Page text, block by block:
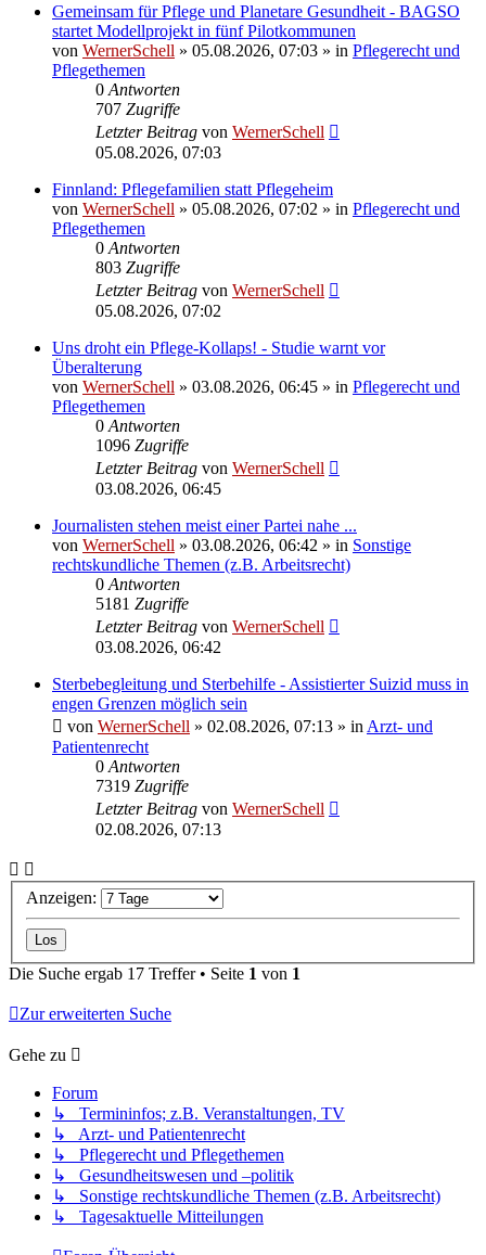
Gemeinsam für Pflege und Planetare Gesundheit - BAGSO
startet Modellprojekt in fünf Pilotkommunen
von WernerSchell » 05.08.2026, 07:03 » in Pflegerecht und
Pflegethemen
0 Antworten
707 Zugriffe
Letzter Beitrag von WernerSchell
05.08.2026, 07:03
Finnland: Pflegefamilien statt Pflegeheim
von WernerSchell » 05.08.2026, 07:02 » in Pflegerecht und
Pflegethemen
0 Antworten
803 Zugriffe
Letzter Beitrag von WernerSchell
05.08.2026, 07:02
Uns droht ein Pflege-Kollaps! - Studie warnt vor
Überalterung
von WernerSchell » 03.08.2026, 06:45 » in Pflegerecht und
Pflegethemen
0 Antworten
1096 Zugriffe
Letzter Beitrag von WernerSchell
03.08.2026, 06:45
Journalisten stehen meist einer Partei nahe ...
von WernerSchell » 03.08.2026, 06:42 » in Sonstige
rechtskundliche Themen (z.B. Arbeitsrecht)
0 Antworten
5181 Zugriffe
Letzter Beitrag von WernerSchell
03.08.2026, 06:42
Sterbebegleitung und Sterbehilfe - Assistierter Suizid muss in
engen Grenzen möglich sein
von WernerSchell » 02.08.2026, 07:13 » in Arzt- und
Patientenrecht
0 Antworten
7319 Zugriffe
Letzter Beitrag von WernerSchell
02.08.2026, 07:13
Anzeigen:
Die Suche ergab 17 Treffer • Seite 1 von 1
Zur erweiterten Suche
Gehe zu
Forum
↳ Termininfos; z.B. Veranstaltungen, TV
↳ Arzt- und Patientenrecht
↳ Pflegerecht und Pflegethemen
↳ Gesundheitswesen und –politik
↳ Sonstige rechtskundliche Themen (z.B. Arbeitsrecht)
↳ Tagesaktuelle Mitteilungen